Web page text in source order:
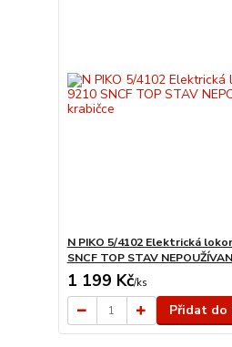
N PIKO 5/4102 Elektrická
SNCF TOP STAV
1 199 Kč/ks
Přidat do